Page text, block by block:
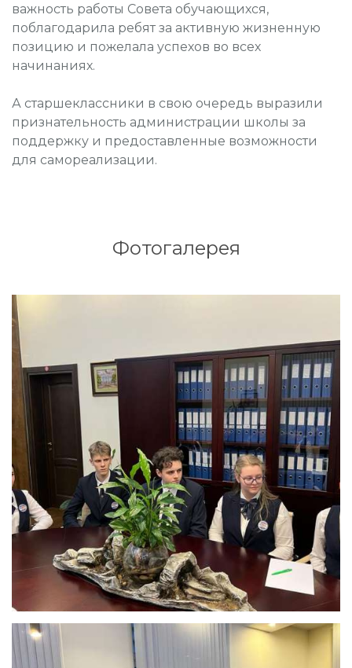
важность работы Совета обучающихся,
поблагодарила ребят за активную жизненную
позицию и пожелала успехов во всех
начинаниях.
А старшеклассники в свою очередь выразили
признательность администрации школы за
поддержку и предоставленные возможности
для самореализации.
Фотогалерея